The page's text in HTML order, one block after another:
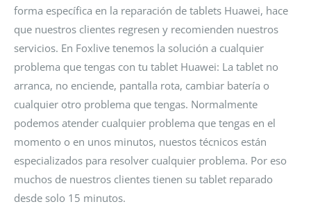
forma específica en la reparación de tablets Huawei, hace
que nuestros clientes regresen y recomienden nuestros
servicios. En Foxlive tenemos la solución a cualquier
problema que tengas con tu tablet Huawei: La tablet no
arranca, no enciende, pantalla rota, cambiar batería o
cualquier otro problema que tengas. Normalmente
podemos atender cualquier problema que tengas en el
momento o en unos minutos, nuestos técnicos están
especializados para resolver cualquier problema. Por eso
muchos de nuestros clientes tienen su tablet reparado
desde solo 15 minutos.